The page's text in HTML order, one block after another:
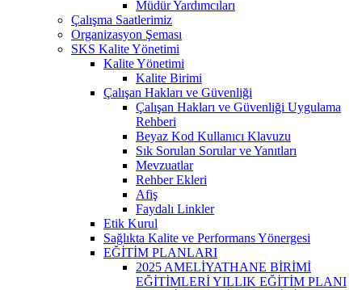
Müdür Yardımcıları
Çalışma Saatlerimiz
Organizasyon Şeması
SKS Kalite Yönetimi
Kalite Yönetimi
Kalite Birimi
Çalışan Hakları ve Güvenliği
Çalışan Hakları ve Güvenliği Uygulama
Rehberi
Beyaz Kod Kullanıcı Klavuzu
Sık Sorulan Sorular ve Yanıtları
Mevzuatlar
Rehber Ekleri
Afiş
Faydalı Linkler
Etik Kurul
Sağlıkta Kalite ve Performans Yönergesi
EĞİTİM PLANLARI
2025 AMELİYATHANE BİRİMİ
EĞİTİMLERİ YILLIK EĞİTİM PLANI